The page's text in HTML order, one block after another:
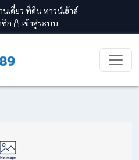
เดี่ยว ที่ดิน ทาวน์เฮ้าส์
ชิก
เข้าสู่ระบบ